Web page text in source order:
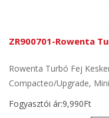
ZR900701-Rowenta
Rowenta Turbó Fej
Compacteo/Upgrade,
Fogyasztói ár:9,990Ft